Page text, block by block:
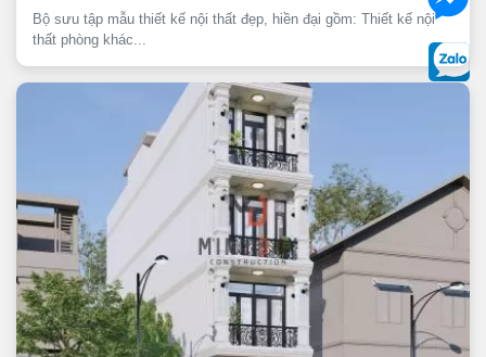
Bộ sưu tập mẫu thiết kế nội thất đẹp, hiền đại gồm: Thiết kế nội
thất phòng khác...